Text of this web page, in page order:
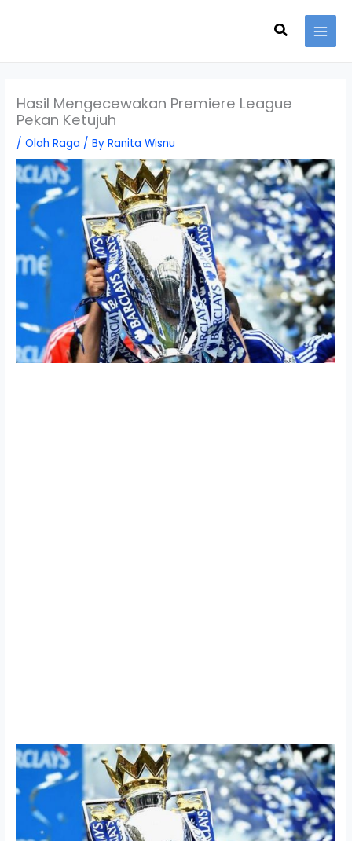
Search
Hasil Mengecewakan Premiere League
Pekan Ketujuh
/Olah Raga / ByRanita Wisnu